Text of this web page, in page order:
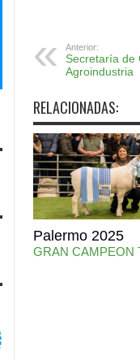
Anterior:
Secretaría de
Agroindustria
RELACIONADAS:
Palermo 2025
GRAN CAMPEON